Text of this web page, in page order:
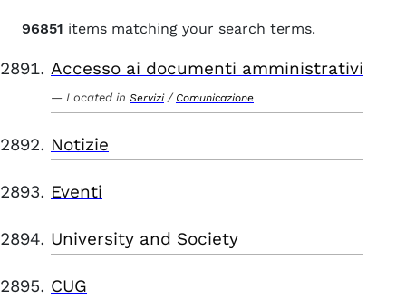
96851 items matching your search terms.
Accesso ai documenti amministrativi
Located in Servizi / Comunicazione
Notizie
Eventi
University and Society
CUG